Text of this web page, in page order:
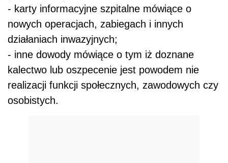
- karty informacyjne szpitalne mówiące o
nowych operacjach, zabiegach i innych
działaniach inwazyjnych;
- inne dowody mówiące o tym iż doznane
kalectwo lub oszpecenie jest powodem nie
realizacji funkcji społecznych, zawodowych czy
osobistych.